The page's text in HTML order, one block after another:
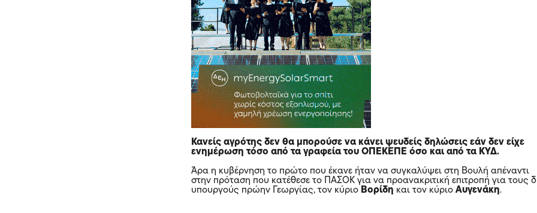
Κανείς αγρότης δεν θα μπορούσε να κάνει ψευδείς δηλώσεις εάν δεν είχε
ενημέρωση τόσο από τα γραφεία του ΟΠΕΚΕΠΕ όσο και από τα ΚΥΔ.
Άρα η κυβέρνηση το πρώτο που έκανε ήταν να συγκαλύψει στη Βουλή απέναντι
στην πρόταση που κατέθεσε το ΠΑΣΟΚ για να προανακριτική επιτροπή για τους
υπουργούς πρώην Γεωργίας, τον κύριο Βορίδη και τον κύριοΑυγενάκη.